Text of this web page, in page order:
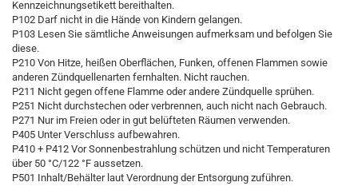
Kennzeichnungsetikett bereithalten.
P102 Darf nicht in die Hände von Kindern gelangen.
P103 Lesen Sie sämtliche Anweisungen aufmerksam und befolgen Sie
diese.
P210 Von Hitze, heißen Oberflächen, Funken, offenen Flammen sowie
anderen Zündquellenarten fernhalten. Nicht rauchen.
P211 Nicht gegen offene Flamme oder andere Zündquelle sprühen.
P251 Nicht durchstechen oder verbrennen, auch nicht nach Gebrauch.
P271 Nur im Freien oder in gut belüfteten Räumen verwenden.
P405 Unter Verschluss aufbewahren.
P410 + P412 Vor Sonnenbestrahlung schützen und nicht Temperaturen
über 50 °C/122 °F aussetzen.
P501 Inhalt/Behälter laut Verordnung der Entsorgung zuführen.